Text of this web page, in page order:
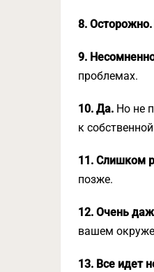
8. Осторожно.
9.
проблемах.
10. Да. Но не
к
11. Слишком
позже.
12. Очень
вашем
13. Все идет